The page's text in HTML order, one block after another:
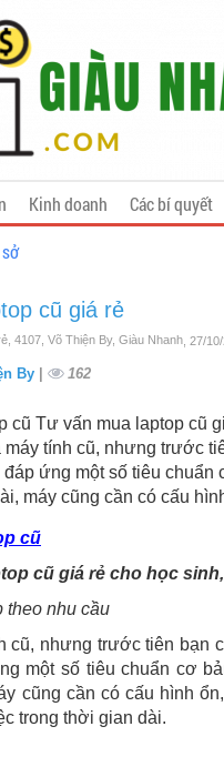
Kinh doanh Các bí quyết
cũ giá rẻ
4107, Võ Thiện By, Giàu Nhanh , 27/
By | 162
cũ Tư vấn mua laptop cũ
máy tính cũ, nhưng trước
ứng một số tiêu
máy cũng cần có cấu
cũ
cũ giá rẻ cho học
theo nhu cầu
cũ, nhưng trước tiên bạn
một số tiêu chuẩn cơ
cũng cần có cấu hình
trong thời gian dài.